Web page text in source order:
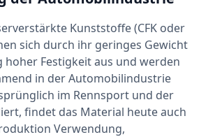
Kunststoffe (CFK oder
sich durch ihr geringes Gewicht
hoher Festigkeit aus und werden
in der Automobilindustrie
im Rennsport und der
findet das Material heute auch
Verwendung,